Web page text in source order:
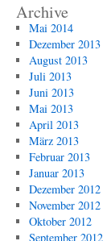
Archive
Mai 2014
Dezember 2013
August 2013
Juli 2013
Juni 2013
Mai 2013
April 2013
März 2013
Februar 2013
Januar 2013
Dezember 2012
November 2012
Oktober 2012
September 2012